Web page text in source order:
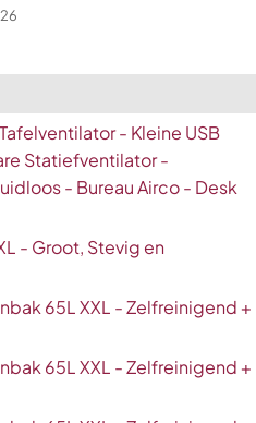
- Kleine USB
Statiefventilator -
- Bureau Airco - Desk
- Groot, Stevig en
65L XXL - Zelfreinigend +
65L XXL - Zelfreinigend +